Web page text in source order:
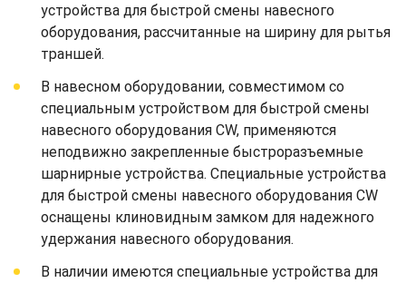
устройства для быстрой смены навесного
оборудования, рассчитанные на ширину для рытья
траншей.
В навесном оборудовании, совместимом со
специальным устройством для быстрой смены
навесного оборудования CW, применяются
неподвижно закрепленные быстроразъемные
шарнирные устройства. Специальные устройства
для быстрой смены навесного оборудования CW
оснащены клиновидным замком для надежного
удержания навесного оборудования.
В наличии имеются специальные устройства для